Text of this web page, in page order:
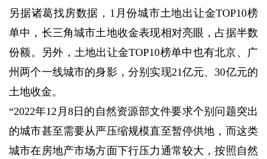
另据诸葛找房数据，1月份城市土地出让金TOP10榜
单中，长三角城市土地收金表现相对亮眼，占据半数
份额。另外，土地出让金TOP10榜单中也有北京、广
州两个一线城市的身影，分别实现21亿元、30亿元的
土地收金。
“2022年12月8日的自然资源部文件要求个别问题突出
的城市甚至需要从严压缩规模直至暂停供地，而这类
城市在房地产市场方面下行压力通常较大，按照自然